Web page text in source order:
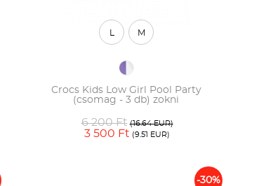
Crocs Kids Low Girl Pool Party
(csomag - 3 db) zokni
6 200 Ft (16.64 EUR)
3 500 Ft (9.51 EUR)
M
-30%